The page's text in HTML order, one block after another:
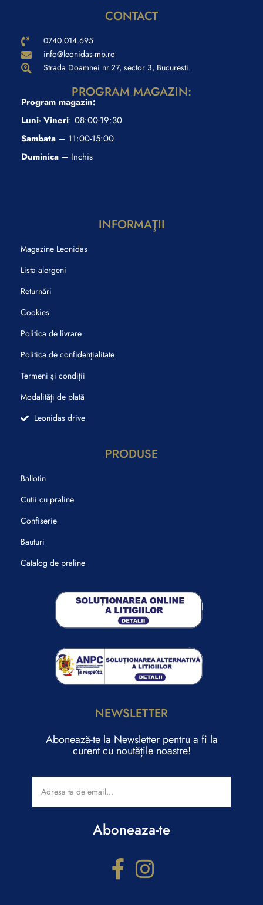
CONTACT
0740.014.695
info@leonidas-mb.ro
Strada Doamnei nr.27, sector 3, Bucuresti.
PROGRAM MAGAZIN:
Program magazin:
Luni- Vineri: 08:00-19:30
Sambata – 11:00-15:00
Duminica – Inchis
INFORMAŢII
Magazine Leonidas
Lista alergeni
Returnări
Cookies
Politica de livrare
Politica de confidențialitate
Termeni și condiții
Modalități de plată
Leonidas drive
PRODUSE
Ballotin
Cutii cu praline
Confiserie
Bauturi
Catalog de praline
NEWSLETTER
Abonează-te la Newsletter pentru a fi la
curent cu noutățile noastre!
Aboneaza-te